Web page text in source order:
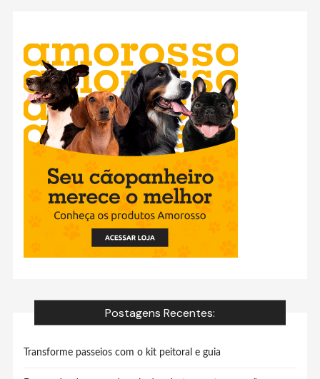
Postagens Recentes:
Transforme passeios com o kit peitoral e guia